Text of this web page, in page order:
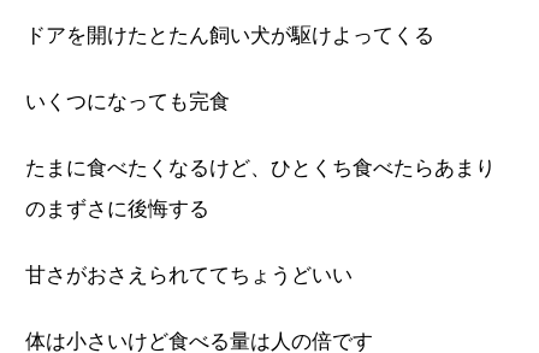
ドアを開けたとたん飼い犬が駆けよってくる
いくつになっても完食
たまに食べたくなるけど、ひとくち食べたらあまり
のまずさに後悔する
甘さがおさえられててちょうどいい
体は小さいけど食べる量は人の倍です